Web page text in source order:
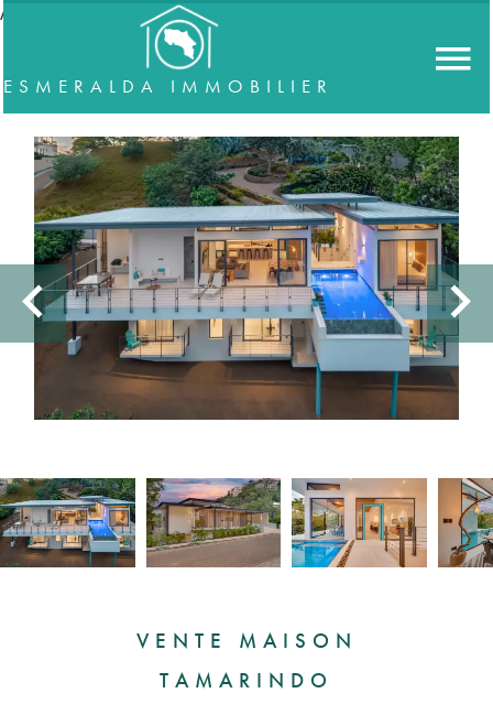
//accordeon
ESMERALDA IMMOBILIER
VENTE MAISON
TAMARINDO